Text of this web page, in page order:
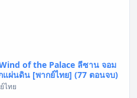
of the Palace ลีซาน จอม
แผ่นดิน [พากย์ไทย] (77 ตอนจบ)
ไทย